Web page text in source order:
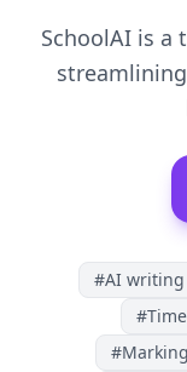
SchoolAI is a
#AI writing
#
#